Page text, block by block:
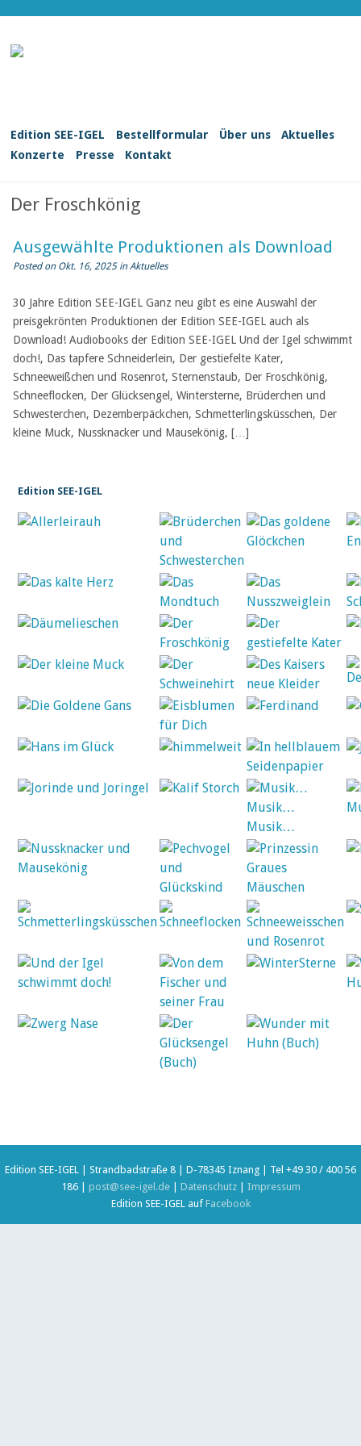
Edition SEE-IGEL Bestellformular Über uns
Aktuelles
Konzerte
Presse Kontakt
Der Froschkönig
Ausgewählte Produktionen als Download
Posted on Okt. 16, 2025 inAktuelles
30 Jahre Edition SEE-IGEL Ganz neu gibt es eine Auswahl der
preisgekrönten Produktionen der Edition SEE-IGEL auch als
Download! Audiobooks der Edition SEE-IGEL Und der Igel schwimmt
doch!, Das tapfere Schneiderlein, Der gestiefelte Kater,
Schneeweißchen und Rosenrot, Sternenstaub, Der Froschkönig,
Schneeflocken, Der Glücksengel, Wintersterne, Brüderchen und
Schwesterchen, Dezemberpäckchen, Schmetterlingsküsschen, Der
kleine Muck, Nussknacker und Mausekönig, […]
Edition SEE-IGEL
Edition SEE-IGEL | Strandbadstraße 8 | D-78345 Iznang | Tel +49 30 / 400 56
186 | post@see-igel.de| Datenschutz| Impressum
Edition SEE-IGEL auf Facebook